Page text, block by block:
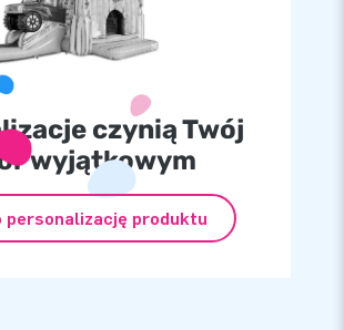
czynią Twój
wyjątkowym
personalizację produktu